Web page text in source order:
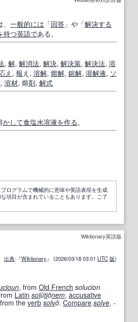
一般的には 「回答 」や「解決する
持つ英語である。
, 解, 解消法, 解決, 解決策, 解決法, 溶
え , 報え, 溶解, 熔解, 鎔解, 溶解液, ソ
, 溶材, 熔剤, 解式
かして食塩水溶液を作る。
ログラムで機械的に意味や英語表現を生成
項目が含まれていることもあります。ご了
Wiktionary英語版
出典:『Wiktionary』 (2026/03/18 03:01 UTC 版)
, from Old French solucion
Latin solūtiōnem, accusative
the verb solvō. Compare solve, -